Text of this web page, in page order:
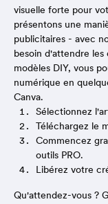
visuelle forte pour
présentons une
publicitaires - avec
besoin d'attendre les
modèles DIY, vous
numérique en
Canva.
Sélectionnez
Téléchargez le
Commencez
outils PRO.
Libérez votre
Qu'attendez-vous ?